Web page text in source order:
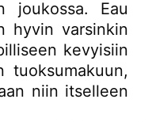
joukossa. Eau
hyvin varsinkin
kevyisiin
tuoksumakuun,
niin itselleen